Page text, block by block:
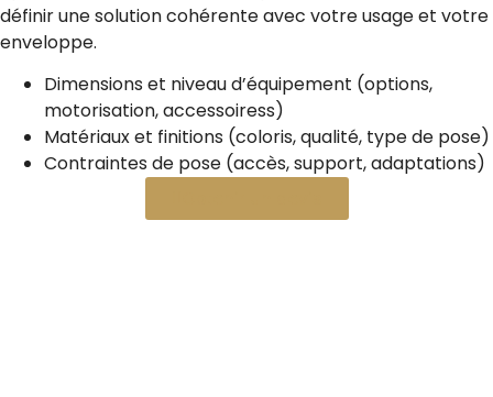
définir une solution cohérente avec votre usage et votre
enveloppe.
Dimensions et niveau d’équipement (options,
motorisation, accessoiress)
Matériaux et finitions (coloris, qualité, type de pose)
Contraintes de pose (accès, support, adaptations)